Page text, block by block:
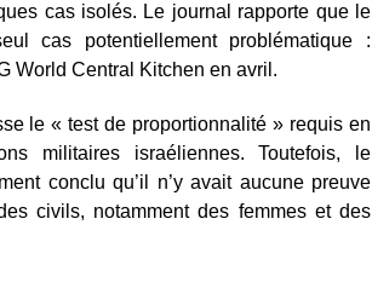
cas isolés. Le journal rapporte que le
cas potentiellement problématique :
World Central Kitchen en avril.
le « test de proportionnalité » requis en
militaires israéliennes. Toutefois, le
conclu qu’il n’y avait aucune preuve
civils, notamment des femmes et des